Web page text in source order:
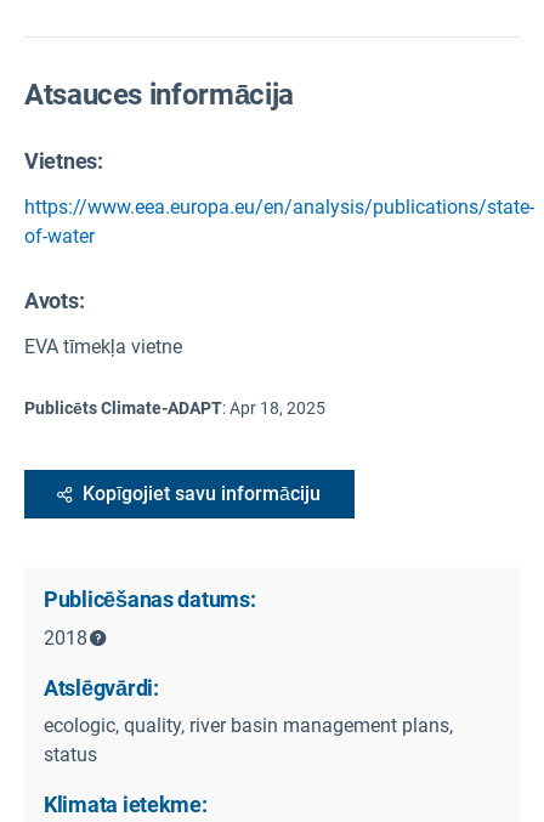
Atsauces informācija
Vietnes:
https://www.eea.europa.eu/en/analysis/publications/state-
of-water
Avots:
EVA tīmekļa vietne
Publicēts Climate-ADAPT:Apr 18, 2025
Kopīgojiet savu informāciju
Publicēšanas datums:
2018
Atslēgvārdi:
ecologic, quality, river basin management plans,
status
Klimata ietekme: